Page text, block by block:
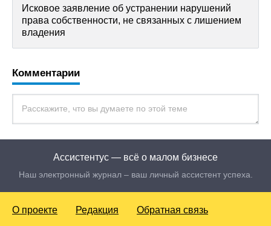
Исковое заявление об устранении нарушений
права собственности, не связанных с лишением
владения
Комментарии
Ассистентус — всё о малом бизнесе
Наш электронный журнал – ваш личный ассистент успеха.
О проекте Редакция Обратная связь